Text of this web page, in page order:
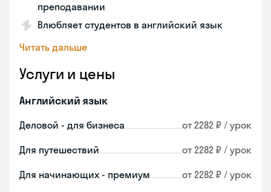
преподавании
Влюбляет студентов в английский язык
Читать дальше
Услуги и цены
Английский язык
Деловой - для бизнеса от 2282 ₽ / урок
Для путешествий от 2282 ₽ / урок
Для начинающих - премиум от 2282 ₽ / урок